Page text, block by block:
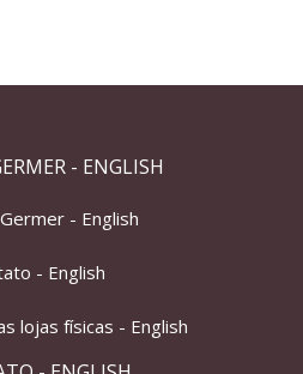
- ENGLISH
- English
- English
lojas físicas - English